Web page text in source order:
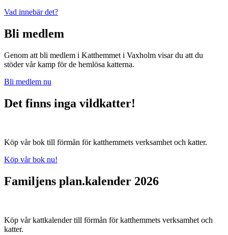
Vad innebär det?
Bli medlem
Genom att bli medlem i Katthemmet i Vaxholm visar du att du
stöder vår kamp för de hemlösa katterna.
Bli medlem nu
Det finns inga vildkatter!
Köp vår bok till förmån för katthemmets verksamhet och katter.
Köp vår bok nu!
Familjens plan.kalender 2026
Köp vår kattkalender till förmån för katthemmets verksamhet och
katter.